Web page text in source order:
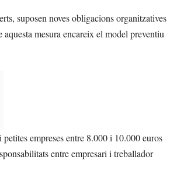
suposen noves obligacions organitzatives
mesura encareix el model preventiu
empreses entre 8.000 i 10.000 euros
entre empresari i treballador